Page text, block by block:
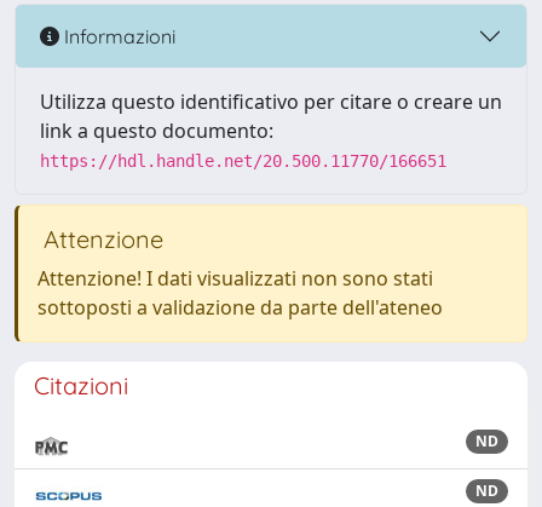
Informazioni
Utilizza questo identificativo per citare o creare un
link a questo documento:
https://hdl.handle.net/20.500.11770/166651
Attenzione
Attenzione! I dati visualizzati non sono stati
sottoposti a validazione da parte dell'ateneo
Citazioni
ND
ND